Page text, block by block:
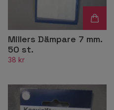
Millers Dämpare 7 mm.
50 st.
38 kr